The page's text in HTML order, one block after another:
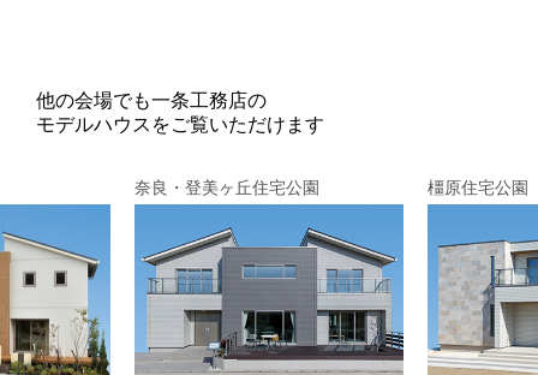
他の会場でも一条工務店の
モデルハウスをご覧いただけます
奈良・登美ヶ丘住宅公園 橿原住宅公園